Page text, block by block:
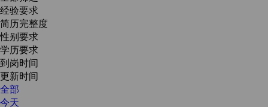
经验要求
简历完整度
性别要求
学历要求
到岗时间
更新时间
全部
今天